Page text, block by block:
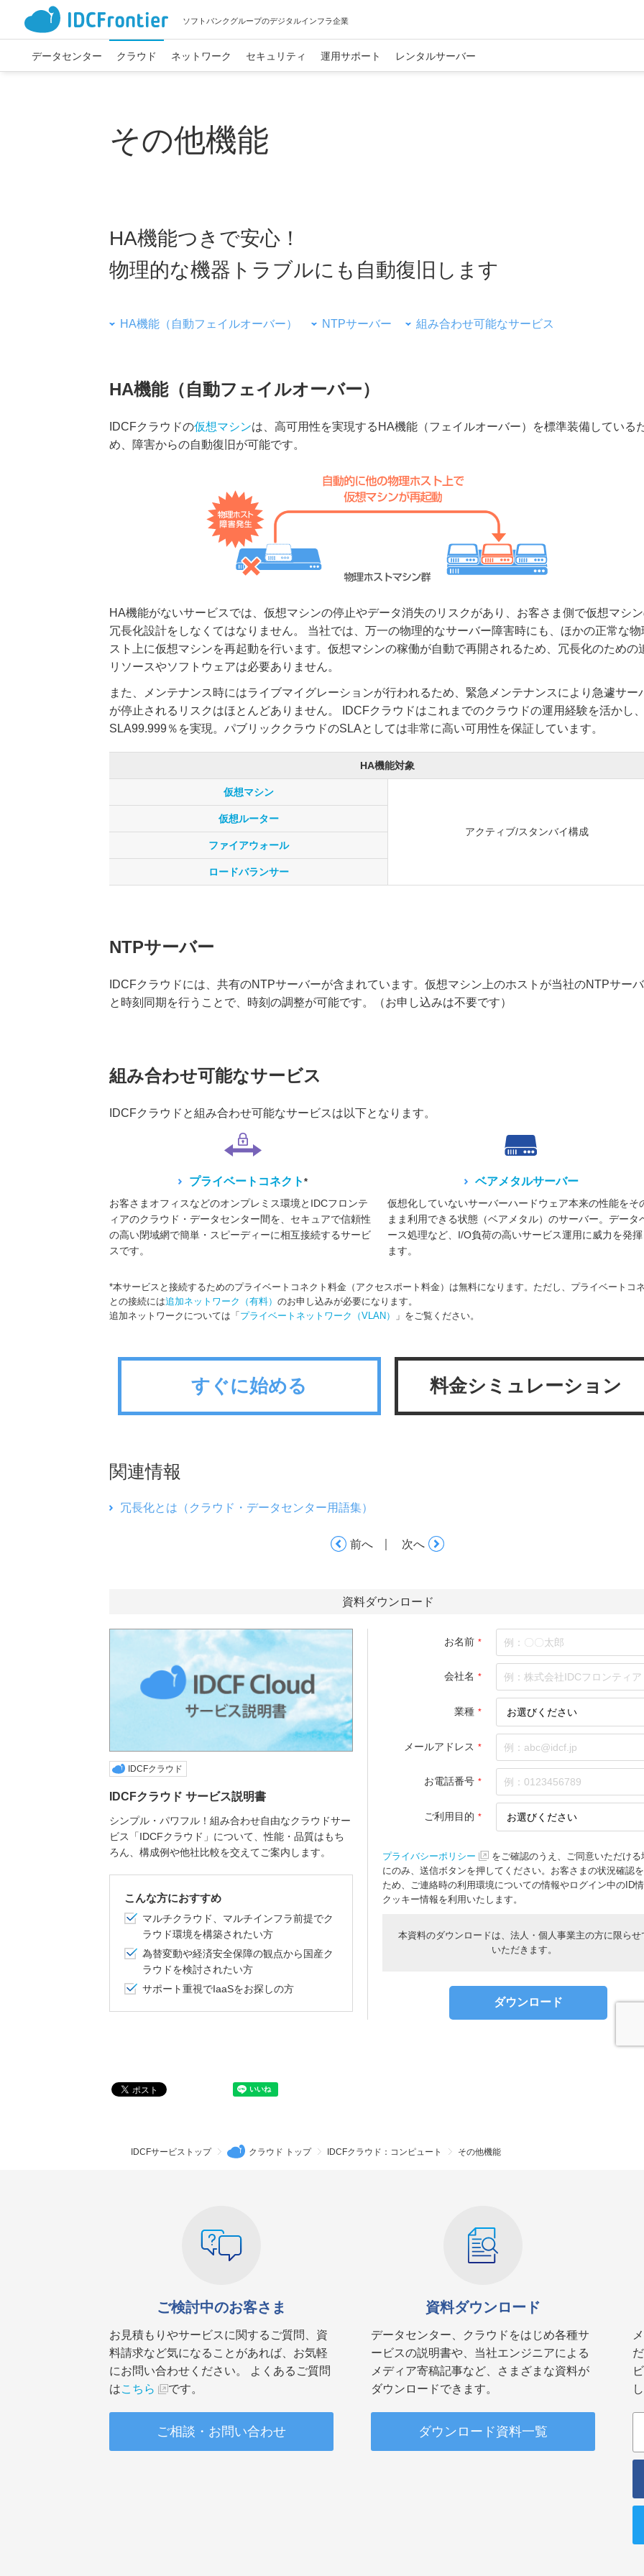
ソフトバンクグループのデジタルインフラ企業
データセンター クラウド ネットワーク セキュリティ 運用サポート レンタルサーバー
その他機能
HA機能つきで安心！
物理的な機器トラブルにも自動復旧します
HA機能（自動フェイルオーバー） NTPサーバー 組み合わせ可能なサービス
HA機能（自動フェイルオーバー）
IDCFクラウドの仮想マシンは、高可用性を実現するHA機能（フェイルオーバー）を標準装備している
め、障害からの自動復旧が可能です。
HA機能がないサービスでは、仮想マシンの停止やデータ消失のリスクがあり、お客さま側で仮想マシ
冗長化設計をしなくてはなりません。 当社では、万一の物理的なサーバー障害時にも、ほかの正常な物
スト上に仮想マシンを再起動を行います。仮想マシンの稼働が自動で再開されるため、冗長化のための
リソースやソフトウェアは必要ありません。
また、メンテナンス時にはライブマイグレーションが行われるため、緊急メンテナンスにより急遽サー
が停止されるリスクはほとんどありません。 IDCFクラウドはこれまでのクラウドの運用経験を活かし、
SLA99.999％を実現。パブリッククラウドのSLAとしては非常に高い可用性を保証しています。
HA機能対象
仮想マシン
アクティブ/スタンバイ構成
仮想ルーター
ファイアウォール
ロードバランサー
NTPサーバー
IDCFクラウドには、共有のNTPサーバーが含まれています。仮想マシン上のホストが当社のNTPサー
と時刻同期を行うことで、時刻の調整が可能です。（お申し込みは不要です）
組み合わせ可能なサービス
IDCFクラウドと組み合わせ可能なサービスは以下となります。
プライベートコネクト *
お客さまオフィスなどのオンプレミス環境とIDCフロンテ
ィアのクラウド・データセンター間を、セキュアで信頼性
の高い閉域網で簡単・スピーディーに相互接続するサービ
スです。
ベアメタルサーバー
仮想化していないサーバーハードウェア本来の性能をそ
まま利用できる状態（ベアメタル）のサーバー。データ
ース処理など、I/O負荷の高いサービス運用に威力を発揮
ます。
*本サービスと接続するためのプライベートコネクト料金（アクセスポート料金）は無料になります。ただし、プライベートコ
との接続には追加ネットワーク（有料） のお申し込みが必要になります。
追加ネットワークについては「 プライベートネットワーク（VLAN） 」をご覧ください。
すぐに始める 料金シミュレーション
関連情報
冗長化とは（クラウド・データセンター用語集）
前へ 次へ
IDCFサービストップ クラウド トップ IDCFクラウド：コンピュート その他機能
ご検討中のお客さま
お見積もりやサービスに関するご質問、資
料請求など気になることがあれば、お気軽
にお問い合わせください。 よくあるご質問
はこちら です。
ご相談・お問い合わせ
資料ダウンロード
データセンター、クラウドをはじめ各種サ
ービスの説明書や、当社エンジニアによる
メディア寄稿記事など、さまざまな資料が
ダウンロードできます。
ダウンロード資料一覧